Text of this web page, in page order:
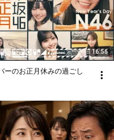
16:56
ーのお正月休みの過ごし